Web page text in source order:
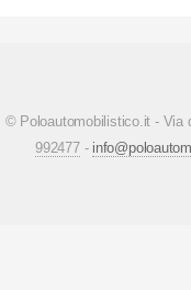
© Poloautomobilistico.it - Via
992477-